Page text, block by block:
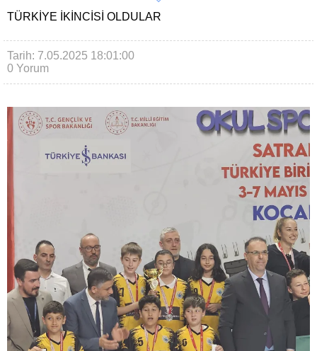
TÜRKIYE IKINCISI OLDULAR
Tarih: 7.05.2025 18:01:00
0 Yorum